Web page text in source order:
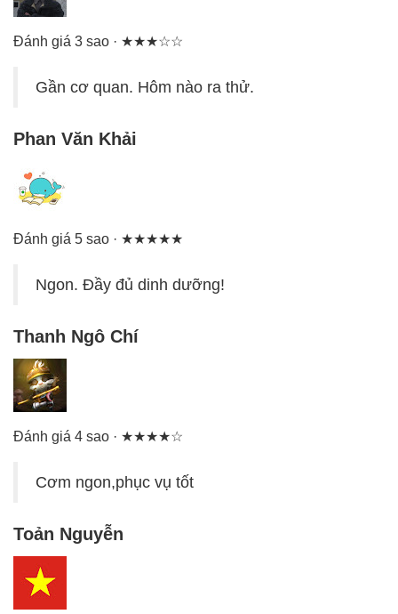
Đánh giá 3 sao · ★★★☆☆
Gần cơ quan. Hôm nào ra thử.
Phan Văn Khải
Đánh giá 5 sao · ★★★★★
Ngon. Đầy đủ dinh dưỡng!
Thanh Ngô Chí
Đánh giá 4 sao · ★★★★☆
Cơm ngon,phục vụ tốt
Toản Nguyễn